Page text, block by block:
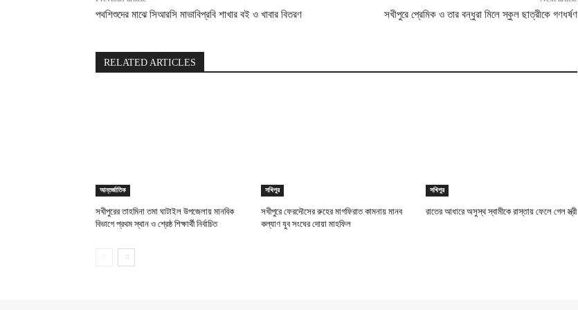
পথশিশুদের মাঝে সিআরসি মাভাবিপ্রবি শাখার বই ও খাবার বিতরণ সখীপুরে প্রেমিক ও তার বন্ধুরা মিলে স্কুল ছাত্রীকে গণধর্ষণ
RELATED ARTICLES
আন্তর্জাতিক
সখীপুরের তাহমিনা তমা ঘাটাইল উপজেলায় মানবিক
বিভাগে প্রথম স্থান ও শ্রেষ্ঠ শিক্ষার্থী নির্বাচিত
সখিপুর
সখীপুরে ফেরদৌসের রুহের মাগফিরাত কামনায় মানব
কল্যাণ যুব সংঘের দোয়া মাহফিল
সখিপুর
রাতের আধারে অসুস্থ স্বামীকে রাস্তায় ফেলে গেল স্ত্রী